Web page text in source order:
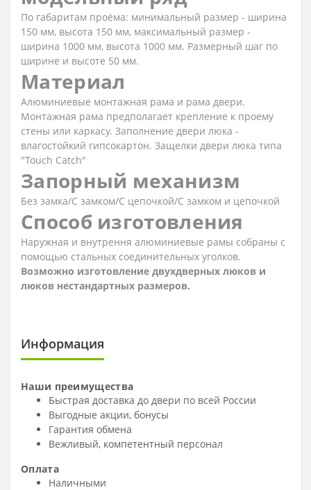
По габаритам проёма: минимальный размер - ширина
150 мм, высота 150 мм, максимальный размер -
ширина 1000 мм, высота 1000 мм. Размерный шаг по
ширине и высоте 50 мм.
Материал
Алюминиевые монтажная рама и рама двери.
Монтажная рама предполагает крепление к проему
стены или каркасу. Заполнение двери люка -
влагостойкий гипсокартон. Защелки двери люка типа
"Touch Catch"
Запорный механизм
Без замка/С замком/С цепочкой/С замком и цепочкой
Способ изготовления
Наружная и внутрення алюминиевые рамы собраны с
помощью стальных соединительных уголков.
Возможно изготовление двухдверных люков и
люков нестандартных размеров.
Информация
Наши преимущества
Быстрая доставка до двери по всей России
Выгодные акции, бонусы
Гарантия обмена
Вежливый, компетентный персонал
Оплата
Наличными